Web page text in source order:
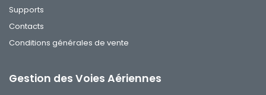
Supports
Contacts
Conditions générales de vente
Gestion des Voies Aériennes